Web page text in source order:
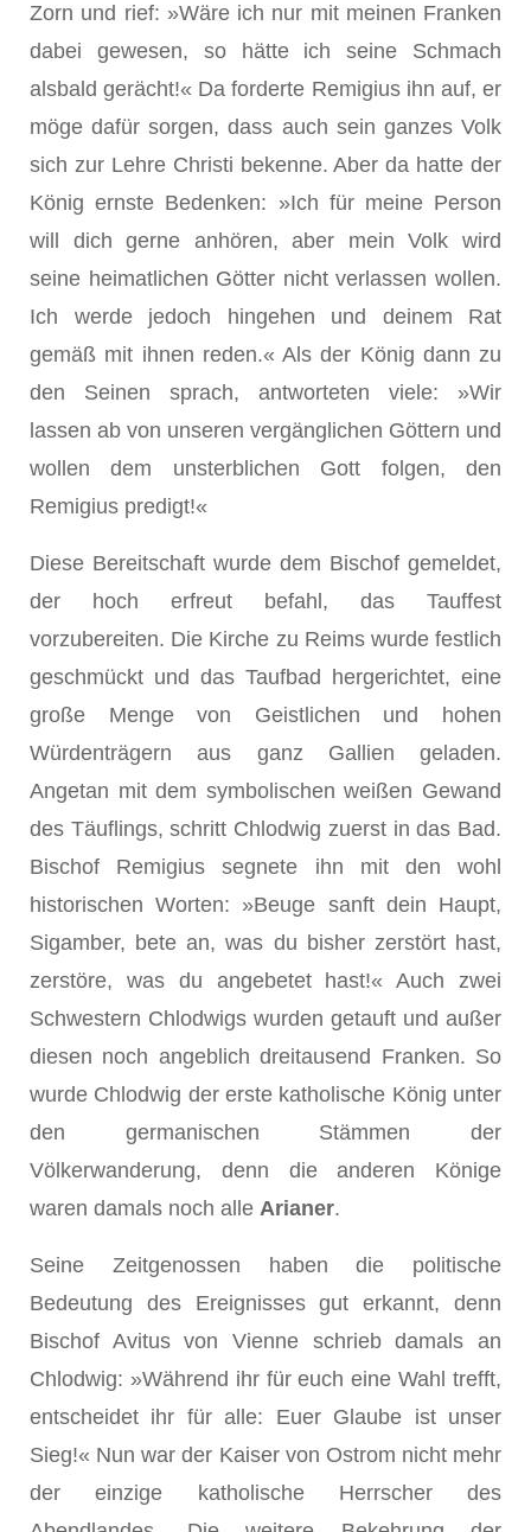
Zorn und rief: »Wäre ich nur mit meinen Franken
dabei gewesen, so hätte ich seine Schmach
alsbald gerächt!« Da forderte Remigius ihn auf, er
möge dafür sorgen, dass auch sein ganzes Volk
sich zur Lehre Christi bekenne. Aber da hatte der
König ernste Bedenken: »Ich für meine Person
will dich gerne anhören, aber mein Volk wird
seine heimatlichen Götter nicht verlassen wollen.
Ich werde jedoch hingehen und deinem Rat
gemäß mit ihnen reden.« Als der König dann zu
den Seinen sprach, antworteten viele: »Wir
lassen ab von unseren vergänglichen Göttern und
wollen dem unsterblichen Gott folgen, den
Remigius predigt!«
Diese Bereitschaft wurde dem Bischof gemeldet,
der hoch erfreut befahl, das Tauffest
vorzubereiten. Die Kirche zu Reims wurde festlich
geschmückt und das Taufbad hergerichtet, eine
große Menge von Geistlichen und hohen
Würdenträgern aus ganz Gallien geladen.
Angetan mit dem symbolischen weißen Gewand
des Täuflings, schritt Chlodwig zuerst in das Bad.
Bischof Remigius segnete ihn mit den wohl
historischen Worten: »Beuge sanft dein Haupt,
Sigamber, bete an, was du bisher zerstört hast,
zerstöre, was du angebetet hast!« Auch zwei
Schwestern Chlodwigs wurden getauft und außer
diesen noch angeblich dreitausend Franken. So
wurde Chlodwig der erste katholische König unter
den germanischen Stämmen der
Völkerwanderung, denn die anderen Könige
waren damals noch alle Arianer.
Seine Zeitgenossen haben die politische
Bedeutung des Ereignisses gut erkannt, denn
Bischof Avitus von Vienne schrieb damals an
Chlodwig: »Während ihr für euch eine Wahl trefft,
entscheidet ihr für alle: Euer Glaube ist unser
Sieg!« Nun war der Kaiser von Ostrom nicht mehr
der einzige katholische Herrscher des